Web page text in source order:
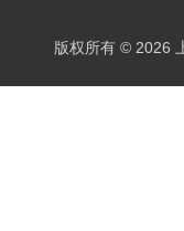
版权所有 © 2026